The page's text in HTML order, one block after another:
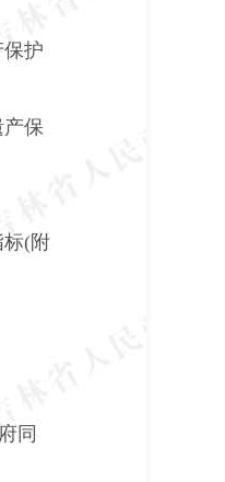
护
保
标(附
同